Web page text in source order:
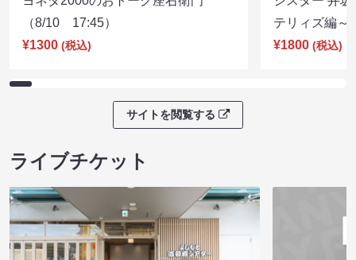
（8/10 17:45）
¥1300 (税込)
テリィズ編
¥1800 (税込)
サイトを閲覧する
ライブチケット